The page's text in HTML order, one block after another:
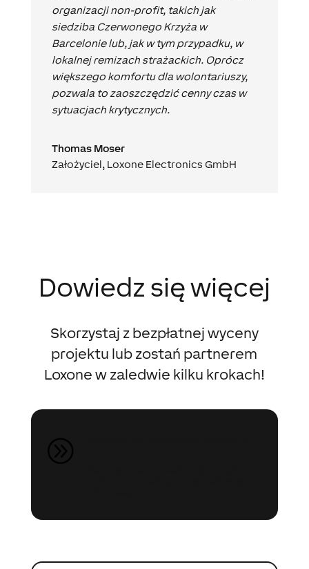
organizacji non-profit, takich jak
siedziba Czerwonego Krzyża w
Barcelonie lub, jak w tym przypadku, w
lokalnej remizach strażackich. Oprócz
większego komfortu dla wolontariuszy,
pozwala to zaoszczędzić cenny czas w
sytuacjach krytycznych.
Thomas Moser
Założyciel, Loxone Electronics GmbH
Dowiedz się więcej
Skorzystaj z bezpłatnej wyceny
projektu lub zostań partnerem
Loxone w zaledwie kilku krokach!